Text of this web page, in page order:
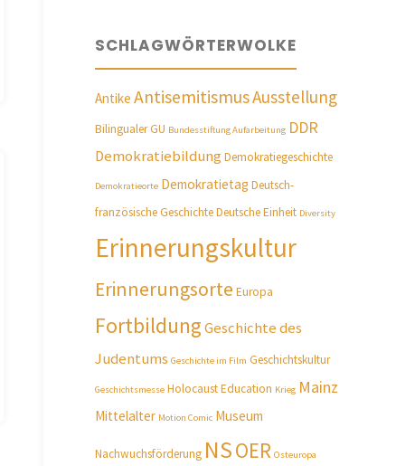
SCHLAGWÖRTERWOLKE
Antike AntisemitismusAusstellung
Bilingualer GU Bundesstiftung Aufarbeitung DDR
Demokratiebildung Demokratiegeschichte
Demokratieorte Demokratietag Deutsch-
französische GeschichteDeutsche Einheit Diversity
Erinnerungskultur
Erinnerungsorte Europa
Fortbildung Geschichte des
Judentums Geschichte im Film Geschichtskultur
Geschichtsmesse Holocaust Education Krieg Mainz
Mittelalter Motion Comic Museum
Nachwuchsförderung NSOER Osteuropa